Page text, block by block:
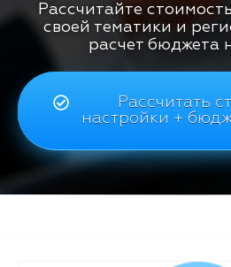
Рассчитайте
своей тематики и
расчет бюджета
Рассчитать
настройки +